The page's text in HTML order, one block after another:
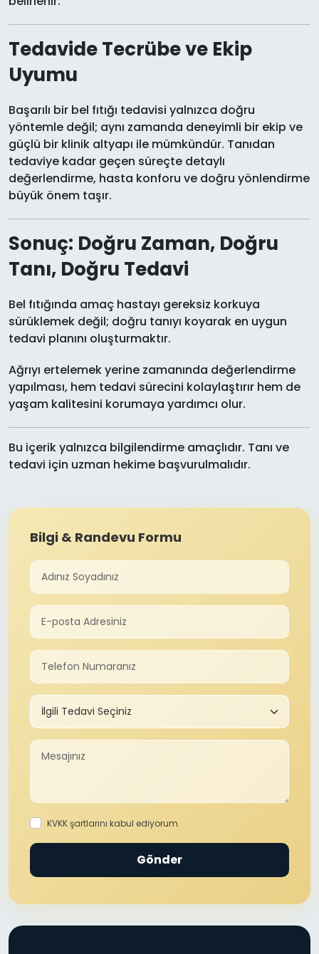
Tedavide Tecrübe ve Ekip
Uyumu
Başarılı bir bel fıtığı tedavisi yalnızca doğru
yöntemle değil; aynı zamanda deneyimli bir ekip ve
güçlü bir klinik altyapı ile mümkündür. Tanıdan
tedaviye kadar geçen süreçte detaylı
değerlendirme, hasta konforu ve doğru yönlendirme
büyük önem taşır.
Sonuç: Doğru Zaman, Doğru
Tanı, Doğru Tedavi
Bel fıtığında amaç hastayı gereksiz korkuya
sürüklemek değil; doğru tanıyı koyarak en uygun
tedavi planını oluşturmaktır.
Ağrıyı ertelemek yerine zamanında değerlendirme
yapılması, hem tedavi sürecini kolaylaştırır hem de
yaşam kalitesini korumaya yardımcı olur.
Bu içerik yalnızca bilgilendirme amaçlıdır. Tanı ve
tedavi için uzman hekime başvurulmalıdır.
Bilgi & Randevu Formu
KVKK şartlarını kabul ediyorum.
Gönder